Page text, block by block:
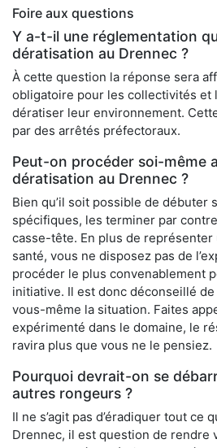
Foire aux questions
Y a-t-il une réglementation
dératisation au Drennec ?
À cette question la réponse sera
obligatoire pour les collectivités et
dératiser leur environnement.
par des arrêtés préfectoraux.
Peut-on procéder soi-même
dératisation au Drennec ?
Bien qu’il soit possible de débuter
spécifiques, les terminer par
casse-tête. En plus de
santé, vous ne disposez pas de
procéder le plus convenablement
initiative. Il est donc déconseillé
vous-même la situation. Faites
expérimenté dans le domaine, le
ravira plus que vous ne le pensiez.
Pourquoi devrait-on se
autres rongeurs ?
Il ne s’agit pas d’éradiquer tout ce
Drennec, il est question de rendre